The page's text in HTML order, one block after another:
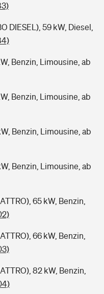
DIESEL), 59 kW, Diesel,
Benzin, Limousine, ab
Benzin, Limousine, ab
Benzin, Limousine, ab
Benzin, Limousine, ab
65 kW, Benzin,
66 kW, Benzin,
82 kW, Benzin,